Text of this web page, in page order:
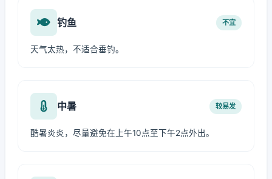
钓鱼 不宜
天气太热，不适合垂钓。
中暑 较易发
酷暑炎炎，尽量避免在上午10点至下午2点外出。